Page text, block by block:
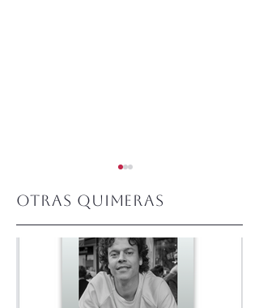
Quimera #510.
Junio 2026
Otras quimeras